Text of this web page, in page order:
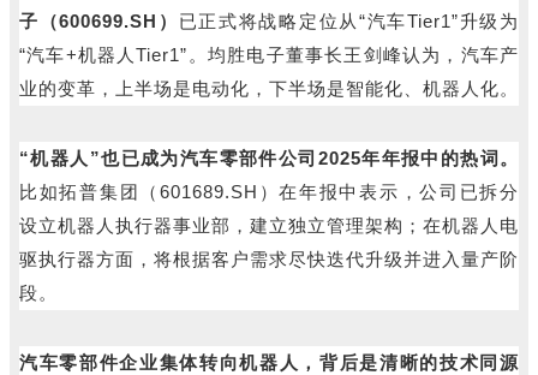
子（600699.SH） 已正式将战略定位从“汽车Tier1”升级为
“汽车+机器人Tier1”。均胜电子董事长王剑峰认为，汽车产
业的变革，上半场是电动化，下半场是智能化、机器人化。
“机器人”也已成为汽车零部件公司2025年年报中的热词。
比如拓普集团（601689.SH）在年报中表示，公司已拆分
设立机器人执行器事业部，建立独立管理架构；在机器人电
驱执行器方面，将根据客户需求尽快迭代升级并进入量产阶
段。
汽车零部件企业集体转向机器人，背后是清晰的技术同源